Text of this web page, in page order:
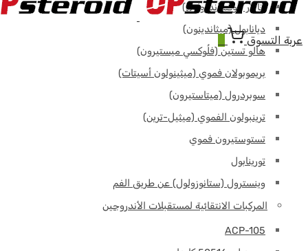
أناوار (أوكساندرولون)
ديانابول (ميثاندينون)
هالو تستين (فلُوكسي ميستيرون)
بريموبولان فموي (ميثينولون أسيتات)
سوبردرول (ميتاستيرون)
ترينبولون الفموي (ميثيل-ترين)
تستوستيرون فموي
تورينابول
وينسترول (ستانوزولول) عن طريق الفم
المركبات الانتقائية لمستقبلات الأندروجين
ACP-105
عربة التسوق